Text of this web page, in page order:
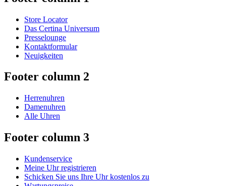
Store Locator
Das Certina Universum
Presselounge
Kontaktformular
Neuigkeiten
Footer column 2
Herrenuhren
Damenuhren
Alle Uhren
Footer column 3
Kundenservice
Meine Uhr registrieren
Schicken Sie uns Ihre Uhr kostenlos zu